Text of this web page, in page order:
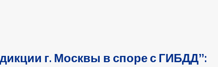
г. Москвы в споре с ГИБДДˮ: